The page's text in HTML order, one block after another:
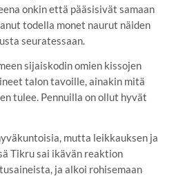
onkin että pääsisivät samaan
todella monet naurut näiden
seuratessaan.
sijaiskodin omien kissojen
talon tavoille, ainakin mitä
tulee. Pennuilla on ollut hyvät
mutta leikkauksen ja
Tikru sai ikävän reaktion
ja alkoi rohisemaan